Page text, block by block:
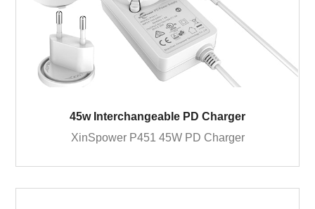
45w Interchangeable PD Charger
XinSpower P451 45W PD Charger